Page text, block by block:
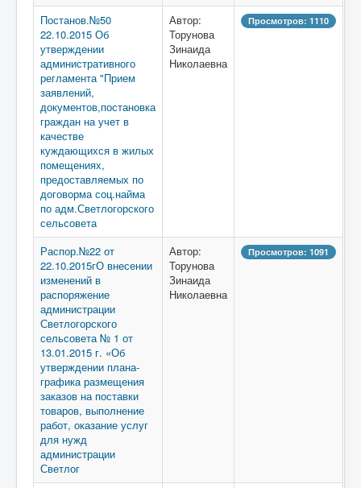
Постанов.№50
22.10.2015 Об
утверждении
административного
регламента "Прием
заявлений,
документов,постановка
граждан на учет в
качестве
куждающихся в жилых
помещениях,
предоставляемых по
договорма соц.найма
по адм.Светлогорского
сельсовета
Автор:
Торунова
Зинаида
Николаевна
Просмотров: 1110
Распор.№22 от
22.10.2015гО внесении
изменений в
распоряжение
администрации
Светлогорского
сельсовета № 1 от
13.01.2015 г. «Об
утверждении плана-
графика размещения
заказов на поставки
товаров, выполнение
работ, оказание услуг
для нужд
администрации
Светлог
Автор:
Торунова
Зинаида
Николаевна
Просмотров: 1091